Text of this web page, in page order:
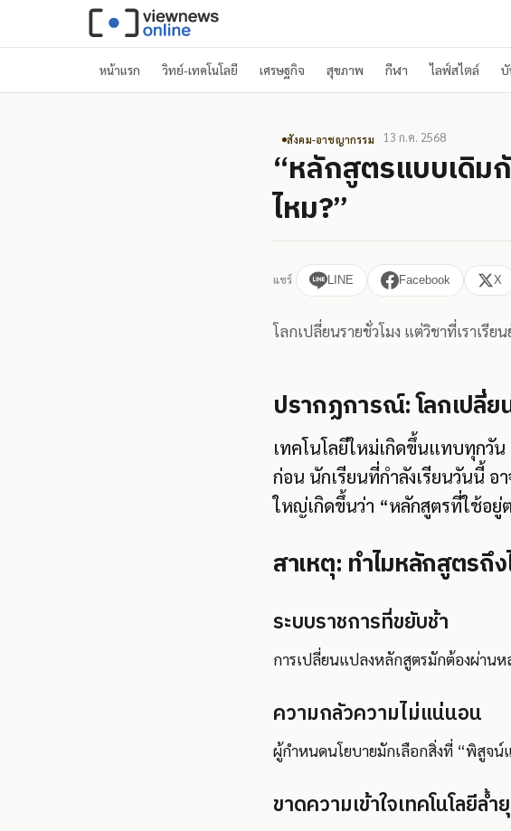
หน้าแรก วิทย์-เทคโนโลยี เศรษฐกิจ สุขภาพ กีฬา ไลฟ์สไตล์ บั
สังคม-อาชญากรรม 13 ก.ค. 2568
“หลักสูตรแบบเดิม
ไหม?”
แชร์ LINE Facebook X
โลกเปลี่ยนรายชั่วโมง แต่วิชาที่เราเ
ปรากฏการณ์: โลกเปลี่ย
เทคโนโลยีใหม่เกิดขึ้นแทบทุกวั
ก่อน นักเรียนที่กำลังเรียนวันนี้
ใหญ่เกิดขึ้นว่า “หลักสูตรที่ใช้อยู่
สาเหตุ: ทำไมหลักสูตรถึง
ระบบราชการที่ขยับช้า
การเปลี่ยนแปลงหลักสูตรมักต้องผ่าน
ความกลัวความไม่แน่นอน
ผู้กำหนดนโยบายมักเลือกสิ่งที่ “พิสูจน์
ขาดความเข้าใจเทคโนโลยีล้ำ